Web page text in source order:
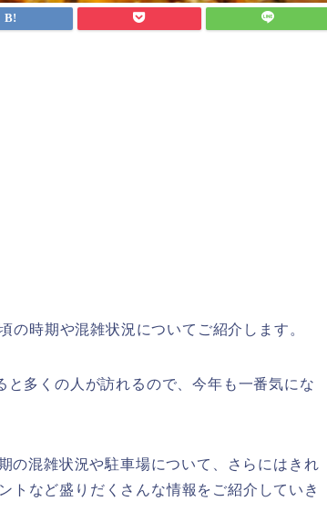
時期や混雑状況についてご紹介します。
多くの人が訪れるので、今年も一番気にな
の混雑状況や駐車場について、さらにはきれ
トなど盛りだくさんな情報をご紹介していき